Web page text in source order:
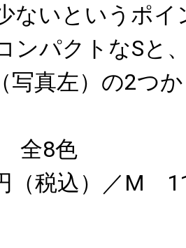
ないというポイ
ンパクトなSと
写真左）の2つ
全8色
（税込）／M